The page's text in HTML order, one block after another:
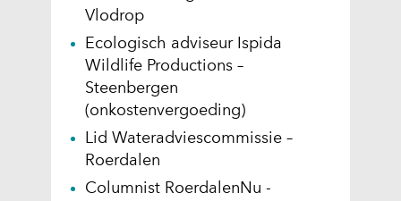
Vlodrop
Ecologisch adviseur Ispida
Wildlife Productions –
Steenbergen
(onkostenvergoeding)
Lid Wateradviescommissie –
Roerdalen
Columnist RoerdalenNu -